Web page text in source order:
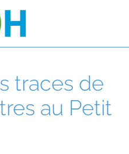
traces de
au Petit